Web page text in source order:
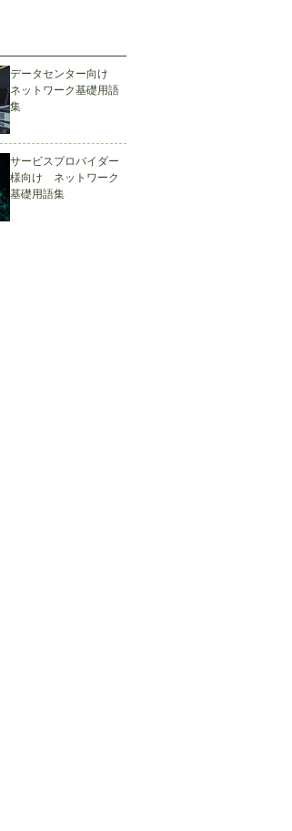
データセンター向け
ネットワーク基礎用語
集
サービスプロバイダー
様向け ネットワーク
基礎用語集